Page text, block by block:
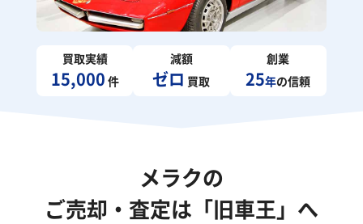
買取実績
15,000 件
減額
ゼロ 買取
創業
25年の信頼
メラクの
ご売却・査定は「旧車王」へ